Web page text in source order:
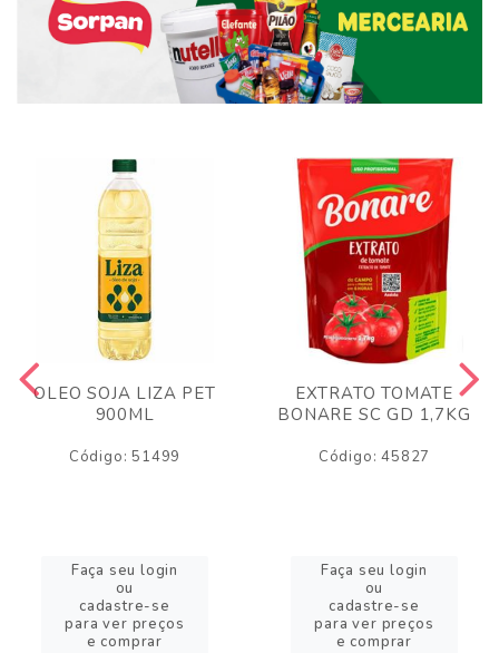
OLEO SOJA LIZA PET
900ML
Código: 51499
Faça seu login
ou
cadastre-se
para ver preços
e comprar
EXTRATO TOMATE
BONARE SC GD 1,7KG
Código: 45827
Faça seu login
ou
cadastre-se
para ver preços
e comprar